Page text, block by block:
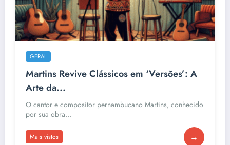
GERAL
Martins Revive Clássicos em ‘Versões’: A
Arte da...
O cantor e compositor pernambucano Martins, conhecido
por sua obra...
Mais vistos →